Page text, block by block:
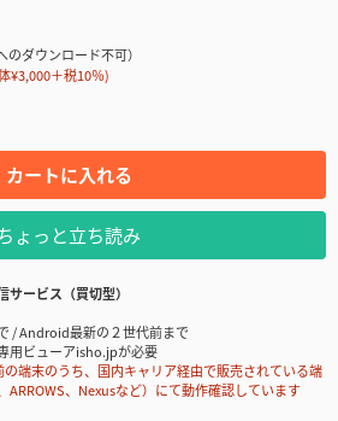
のダウンロード不可）
¥3,000＋税10％)
カートに入れる
ょっと立ち読み
ービス（買切型）
/ Android最新の２世代前まで
用ビューアisho.jpが必要
端末のうち、国内キャリア経由で販売されている端
ARROWS、Nexusなど）にて動作確認しています